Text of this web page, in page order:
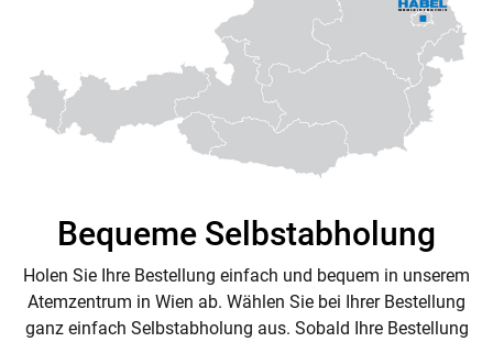
Bequeme Selbstabholung
Holen Sie Ihre Bestellung einfach und bequem in unserem
Atemzentrum in Wien ab. Wählen Sie bei Ihrer Bestellung
ganz einfach Selbstabholung aus. Sobald Ihre Bestellung